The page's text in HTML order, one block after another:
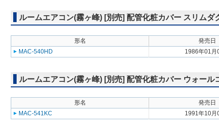
ルームエアコン(霧ヶ峰) [別売] 配管化粧カバー スリムダ
形名
発売日
MAC-540HD
1986年01月
ルームエアコン(霧ヶ峰) [別売] 配管化粧カバー ウォール
形名
発売日
MAC-541KC
1991年10月